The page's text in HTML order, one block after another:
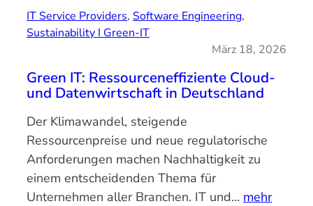
IT Service Providers, Software Engineering
Sustainability I Green-IT
März 18, 2026
Green IT: Ressourceneffiziente Cloud-
und Datenwirtschaft in Deutschland
Der Klimawandel, steigende
Ressourcenpreise und neue regulatorische
Anforderungen machen Nachhaltigkeit zu
einem entscheidenden Thema für
Unternehmen aller Branchen. IT und… mehr